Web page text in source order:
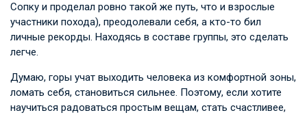
Сопку и проделал ровно такой же путь, что и взрослые
участники похода), преодолевали себя, а кто-то бил
личные рекорды. Находясь в составе группы, это сделать
легче.
Думаю, горы учат выходить человека из комфортной зоны,
ломать себя, становиться сильнее. Поэтому, если хотите
научиться радоваться простым вещам, стать счастливее,